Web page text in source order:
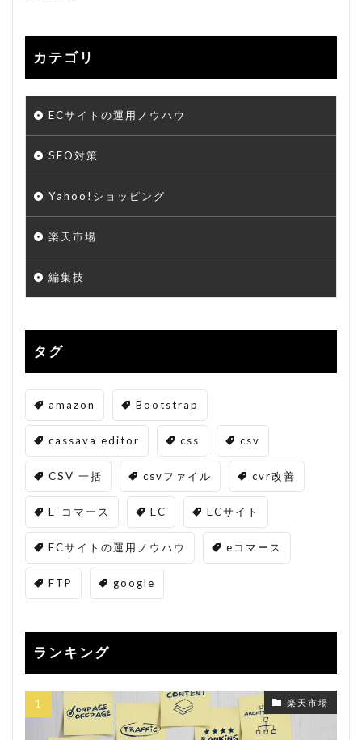
カテゴリ
ECサイトの運用ノウハウ
SEO対策
Yahoo!ショッピング
楽天市場
編集技
タグ
amazon Bootstrap
cassava editor css csv
CSV 一括 csvファイル cvr改善
E-コマース EC ECサイト
ECサイトの運用ノウハウ eコマース
FTP google
ランキング
楽天市場